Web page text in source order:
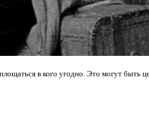
в кого угодно. Это могут быть